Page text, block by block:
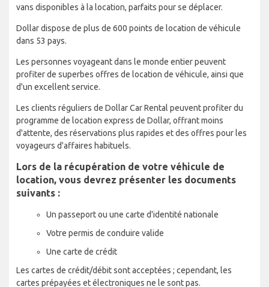
vans disponibles à la location, parfaits pour se déplacer.
Dollar dispose de plus de 600 points de location de véhicule
dans 53 pays.
Les personnes voyageant dans le monde entier peuvent
profiter de superbes offres de location de véhicule, ainsi que
d'un excellent service.
Les clients réguliers de Dollar Car Rental peuvent profiter du
programme de location express de Dollar, offrant moins
d'attente, des réservations plus rapides et des offres pour les
voyageurs d'affaires habituels.
Lors de la récupération de votre véhicule de
location, vous devrez présenter les documents
suivants :
Un passeport ou une carte d'identité nationale
Votre permis de conduire valide
Une carte de crédit
Les cartes de crédit/débit sont acceptées ; cependant, les
cartes prépayées et électroniques ne le sont pas.